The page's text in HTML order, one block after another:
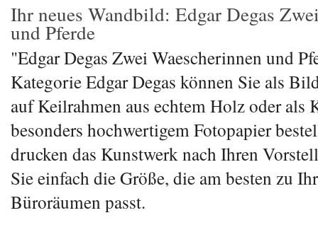
Ihr neues Wandbild: Edgar Degas
und Pferde
"Edgar Degas Zwei Waescherinnen und
Kategorie Edgar Degas können Sie als
auf Keilrahmen aus echtem Holz oder als
besonders hochwertigem Fotopapier
drucken das Kunstwerk nach Ihren
Sie einfach die Größe, die am besten zu
Büroräumen passt.